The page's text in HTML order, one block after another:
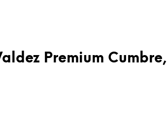
Premium Cumbre,